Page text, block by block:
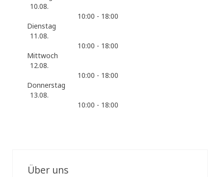
10.08.
10:00 - 18:00
Dienstag
11.08.
10:00 - 18:00
Mittwoch
12.08.
10:00 - 18:00
Donnerstag
13.08.
10:00 - 18:00
Über uns